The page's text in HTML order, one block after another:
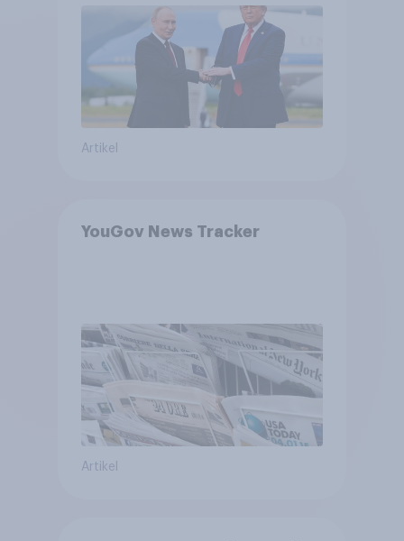
Bedrohungen und Bündnisse
bewerten
Artikel
YouGov News Tracker
Artikel